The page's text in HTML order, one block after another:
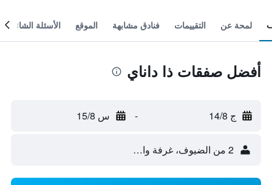
لمحة عن التقييمات فنادق مشابهة الموقع الأسئلة الشائعة
أفضل صفقات ذا داناي
ج 14/8 - س 15/8
2 من الضيوف، غرفة واحدة